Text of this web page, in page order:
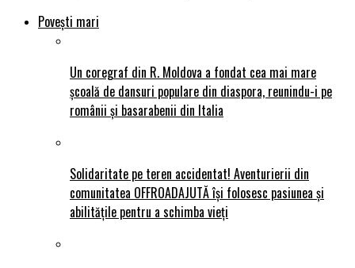
Povești mari
Un coregraf din R. Moldova a fondat cea mai mare
școală de dansuri populare din diaspora, reunindu-i pe
românii și basarabenii din Italia
Solidaritate pe teren accidentat! Aventurierii din
comunitatea OFFROADAJUTĂ își folosesc pasiunea și
abilitățile pentru a schimba vieți